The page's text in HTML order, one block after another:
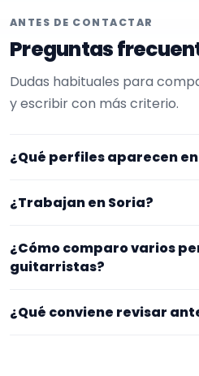
ANTES DE CONTACTAR
Preguntas
Dudas habituales para
y escribir con más criterio.
¿Qué perfiles aparecen
EncuentraMúsico. Además,
¿Trabajan en Soria?
en Soria. Aun así, conviene
cerrar nada.
¿Cómo comparo varios
guitarristas?
Compara especialidad
audios, ubicación y claridad
¿Qué conviene revisar